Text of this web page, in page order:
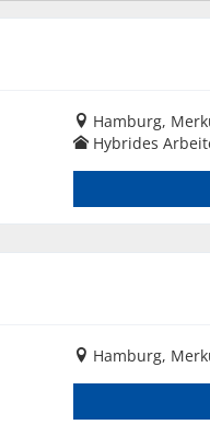
Hamburg,
Hybrides
Hamburg,